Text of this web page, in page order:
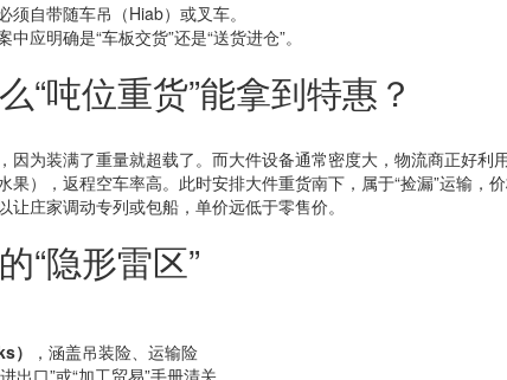
自带随车吊（Hiab）或叉车。
应明确是“车板交货”还是“送货进仓”。
“吨位重货”能拿到特惠？
因为装满了重量就超载了。而大件设备通常密度大，物流商正好利
），返程空车率高。此时安排大件重货南下，属于“捡漏”运输，价
庄家调动专列或包船，单价远低于零售价。
“隐形雷区”
）
，涵盖吊装险、运输险